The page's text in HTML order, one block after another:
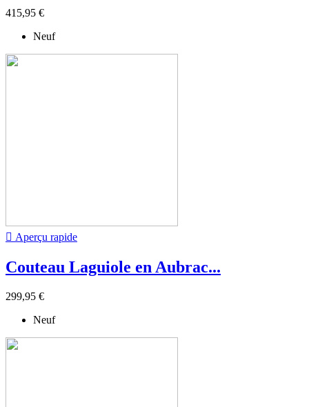
415,95 €
Neuf
 Aperçu rapide
Couteau Laguiole en Aubrac...
299,95 €
Neuf